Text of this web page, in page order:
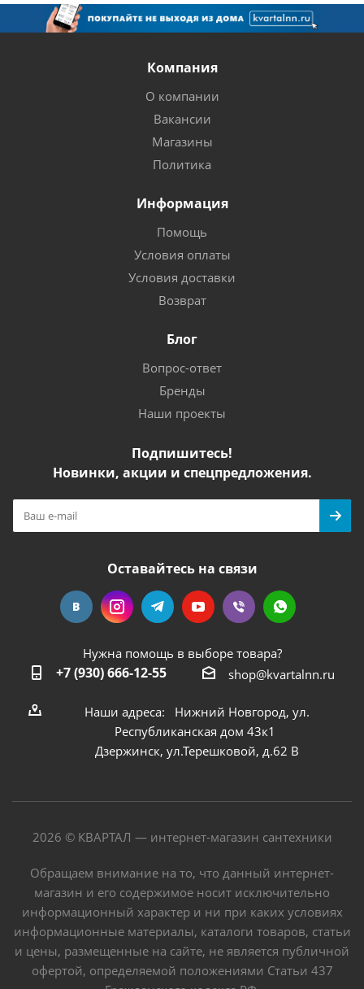
Компания
О компании
Вакансии
Магазины
Политика
Информация
Помощь
Условия оплаты
Условия доставки
Возврат
Блог
Вопрос-ответ
Бренды
Наши проекты
Подпишитесь!
Новинки, акции и спецпредложения.
Оставайтесь на связи
Нужна помощь в выборе товара?
+7 (930) 666-12-55 shop@kvartalnn.ru
Наши адреса: Нижний Новгород, ул.
Республиканская дом 43к1
Дзержинск, ул.Терешковой, д.62 В
2026 © КВАРТАЛ — интернет-магазин сантехники
Обращаем внимание на то, что данный интернет-
магазин и его содержимое носит исключительно
информационный характер и ни при каких условиях
информационные материалы, каталоги товаров, статьи
и цены, размещенные на сайте, не является публичной
офертой, определяемой положениями Статьи 437